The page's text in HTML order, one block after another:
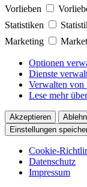
Vorlieben
Statistiken
Marketing
Optionen
Dienste
Verwalten
Lese mehr
Akzeptieren
Einstellungen
Cookie-
Datenschutz
Impressum